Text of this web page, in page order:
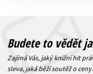
Budete to vědět
Zajímá Vás, jaký knižní hit
sleva, jaká běží soutěž o